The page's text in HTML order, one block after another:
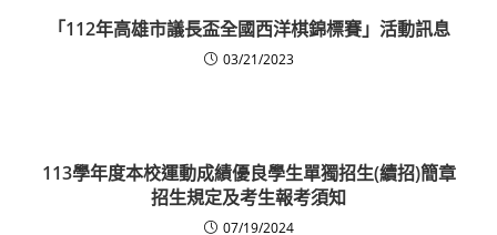
「112年高雄市議長盃全國西洋棋錦標賽」活動訊息
03/21/2023
113學年度本校運動成績優良學生單獨招生(續招)簡章
招生規定及考生報考須知
07/19/2024